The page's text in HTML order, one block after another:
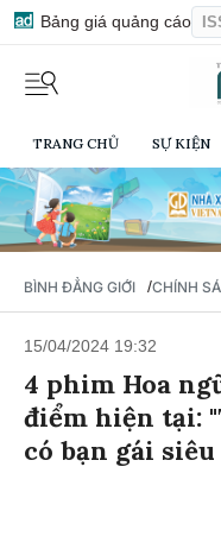
Bảng giá quảng cáo
TRANG CHỦ SỰ KIỆN
BÌNH ĐẲNG GIỚI /CHÍNH
15/04/2024 19:32
4 phim Hoa
điểm hiện tại:
có bạn gái